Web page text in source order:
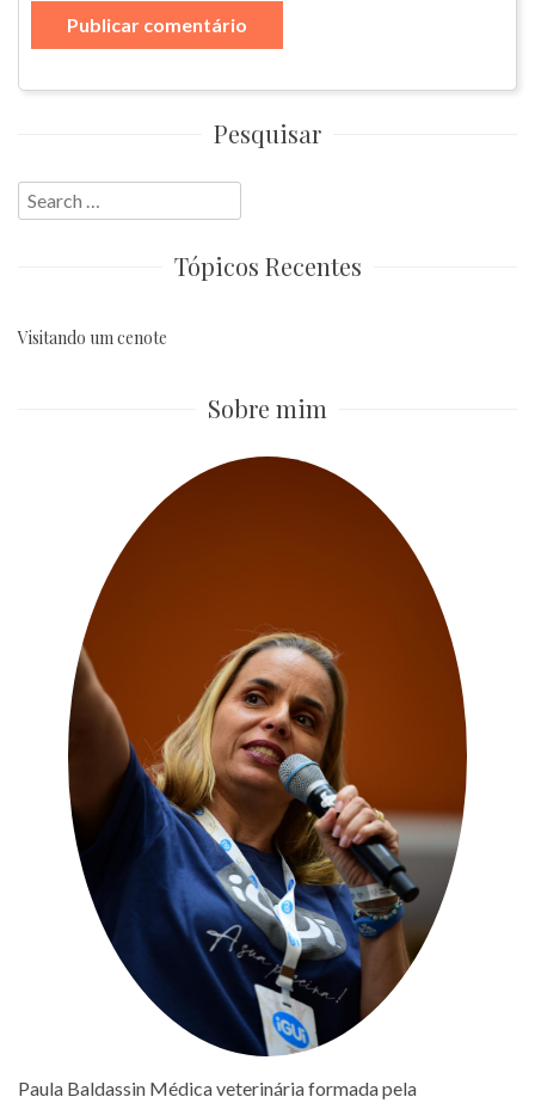
Pesquisar
Search
for:
Tópicos Recentes
Visitando um cenote
Sobre mim
Paula Baldassin Médica veterinária formada pela